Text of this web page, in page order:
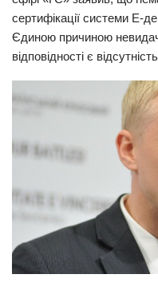
Схід
Прикарпаття
Світ
Наука
Технології
сертифікації системи Е-
Єдиною причиною
відповідності є